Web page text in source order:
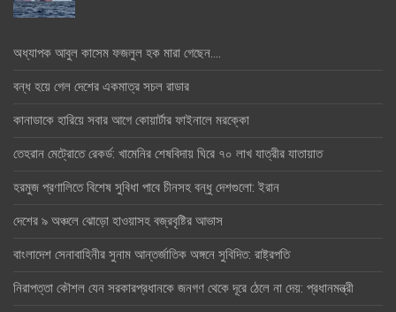
অধ্যাপক আবুল কাসেম ফজলুল হক মারা গেছেন….
বন্ধ হয়ে গেল দেশের একমাত্র সচল রাডার
কানাডাকে হারিয়ে সবার আগে কোয়ার্টার ফাইনালে মরক্কো
তেহরান মেট্রোতে রেকর্ড: খামেনির শেষবিদায় ঘিরে ৭০ লাখ যাত্রীর যাতায়াত
হরমুজ প্রণালিতে বিশেষ সুবিধা পাবে চীনসহ বন্ধু দেশগুলো: ইরান
দেশের ৯ অঞ্চলে ঝোড়ো হাওয়াসহ বজ্রবৃষ্টির আভাস
বাংলাদেশ সেনাবাহিনীর সুনাম আন্তর্জাতিক অঙ্গনে সুবিদিত: রাষ্ট্রপতি
নিরাপত্তা কৌশল যেন সরকারপ্রধানকে জনগণ থেকে দূরে ঠেলে না দেয়: প্রধানমন্ত্রী